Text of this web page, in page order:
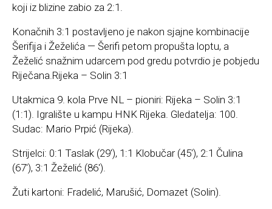
koji iz blizine zabio za 2:1.
Konačnih 3:1 postavljeno je nakon sjajne kombinacije
Šerifija i Žeželića — Šerifi petom propušta loptu, a
Žeželić snažnim udarcem pod gredu potvrdio je pobjedu
Riječana.Rijeka – Solin 3:1
Utakmica 9. kola Prve NL – pioniri: Rijeka – Solin 3:1
(1:1). Igralište u kampu HNK Rijeka. Gledatelja: 100.
Sudac: Mario Prpić (Rijeka).
Strijelci: 0:1 Taslak (29′), 1:1 Klobučar (45′), 2:1 Čulina
(67′), 3:1 Žeželić (86′).
Žuti kartoni: Fradelić, Marušić, Domazet (Solin).